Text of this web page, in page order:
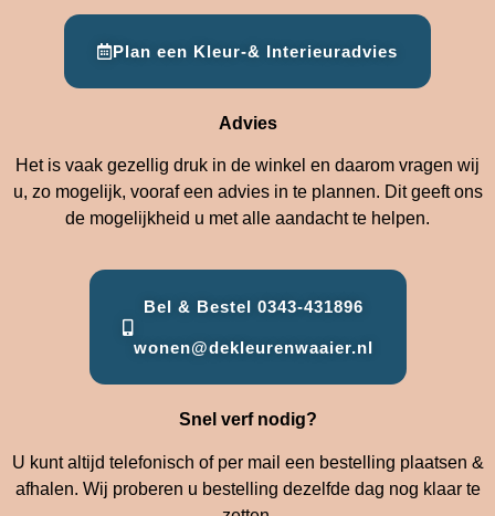
Plan een Kleur-& Interieuradvies
Advies
Het is vaak gezellig druk in de winkel en daarom vragen wij
u, zo mogelijk, vooraf een advies in te plannen. Dit geeft ons
de mogelijkheid u met alle aandacht te helpen.
Bel & Bestel 0343-431896
wonen@dekleurenwaaier.nl
Snel verf nodig?
U kunt altijd telefonisch of per mail een bestelling plaatsen &
afhalen. Wij proberen u bestelling dezelfde dag nog klaar te